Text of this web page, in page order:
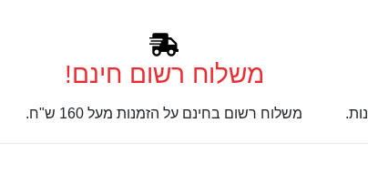
משלוח רשום חינם!
משלוח רשום בחינם על הזמנות מעל 160 ש"ח.